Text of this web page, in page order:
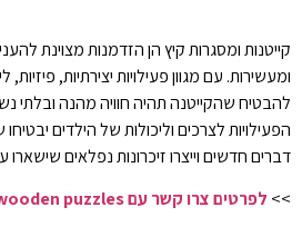
קייטנות ומסגרות קיץ הן הזדמנות מצוינת
ומעשירות. עם מגוון פעילויות יצירתיות, פיזיות,
להבטיח שהקייטנה תהיה חוויה מהנה ובלתי
הפעילויות לצרכים וליכולות של הילדים
דברים חדשים וייצרו זיכרונות נפלאים שישארו
>> לפרטים צרו קשר עם wooden puzzles